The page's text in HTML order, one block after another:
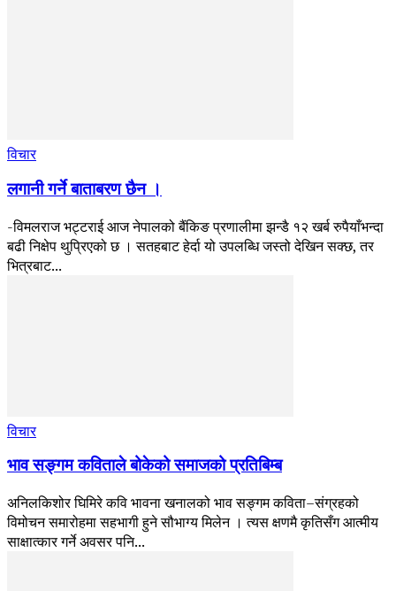
विचार
लगानी गर्ने बाताबरण छैन ।
-विमलराज भट्टराई आज नेपालको बैंकिङ प्रणालीमा झन्डै १२ खर्ब रुपैयाँभन्दा
बढी निक्षेप थुप्रिएको छ । सतहबाट हेर्दा यो उपलब्धि जस्तो देखिन सक्छ, तर
भित्रबाट...
विचार
भाव सङ्गम कविताले बोकेको समाजको प्रतिबिम्ब
अनिलकिशोर घिमिरे कवि भावना खनालको भाव सङ्गम कविता–संग्रहको
विमोचन समारोहमा सहभागी हुने सौभाग्य मिलेन । त्यस क्षणमै कृतिसँग आत्मीय
साक्षात्कार गर्ने अवसर पनि...